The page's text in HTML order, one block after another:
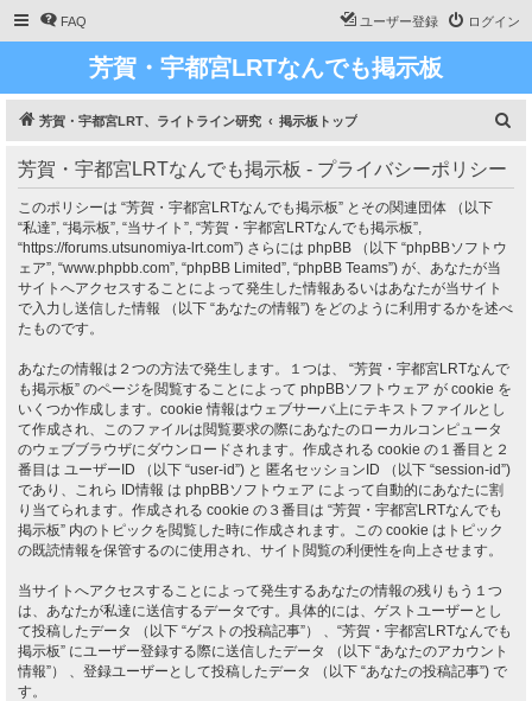
FAQ ログイン
ユーザー登録
芳賀・宇都宮LRTなんでも掲示板
芳賀・宇都宮LRT、ライトライン研究 掲示板トップ
芳賀・宇都宮LRTなんでも掲示板 - プライバシーポリシー
このポリシーは “芳賀・宇都宮LRTなんでも掲示板” とその関連団体 （以下
“私達”, “掲示板”, “当サイト”, “芳賀・宇都宮LRTなんでも掲示板”,
“https://forums.utsunomiya-lrt.com”) さらには phpBB （以下 “phpBBソフトウ
ェア”, “www.phpbb.com”, “phpBB Limited”, “phpBB Teams”) が、あなたが当
サイトへアクセスすることによって発生した情報あるいはあなたが当サイト
で入力し送信した情報 （以下 “あなたの情報”) をどのように利用するかを述べ
たものです。
あなたの情報は２つの方法で発生します。１つは、 “芳賀・宇都宮LRTなんで
も掲示板” のページを閲覧することによって phpBBソフトウェア が cookie を
いくつか作成します。cookie 情報はウェブサーバ上にテキストファイルとし
て作成され、このファイルは閲覧要求の際にあなたのローカルコンピュータ
のウェブブラウザにダウンロードされます。作成される cookie の１番目と２
番目は ユーザーID （以下 “user-id”) と 匿名セッションID （以下 “session-id”)
であり、これら ID情報 は phpBBソフトウェア によって自動的にあなたに割
り当てられます。作成される cookie の３番目は “芳賀・宇都宮LRTなんでも
掲示板” 内のトピックを閲覧した時に作成されます。この cookie はトピック
の既読情報を保管するのに使用され、サイト閲覧の利便性を向上させます。
当サイトへアクセスすることによって発生するあなたの情報の残りもう１つ
は、あなたが私達に送信するデータです。具体的には、ゲストユーザーとし
て投稿したデータ （以下 “ゲストの投稿記事”） 、“芳賀・宇都宮LRTなんでも
掲示板” にユーザー登録する際に送信したデータ （以下 “あなたのアカウント
情報”） 、登録ユーザーとして投稿したデータ （以下 “あなたの投稿記事”) で
す。